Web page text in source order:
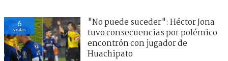
6
visitas
"No puede suceder": Héctor Jona
tuvo consecuencias por polémico
encontrón con jugador de
Huachipato